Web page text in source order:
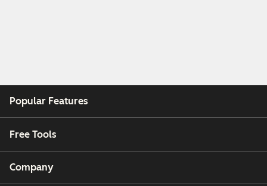
Popular Features
Free Tools
Company